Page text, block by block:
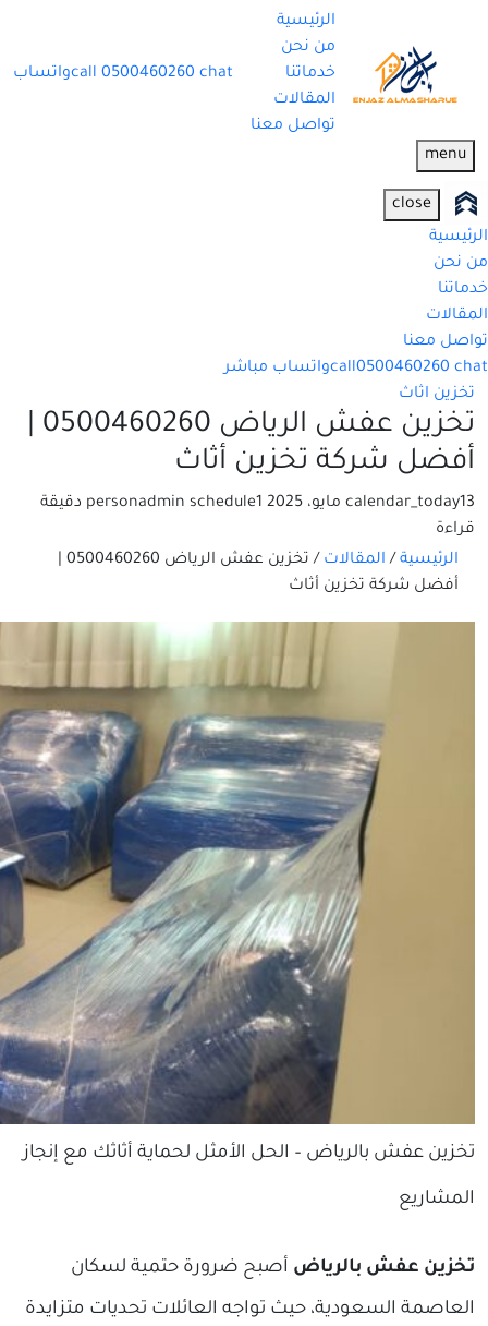
الرئيسية
من نحن
خدماتنا
المقالات
تواصل معنا
call 0500460260 chat واتساب
menu
close
الرئيسية
من نحن
خدماتنا
المقالات
تواصل معنا
call0500460260 chat
واتساب مباشر
تخزين اثاث
أفضل شركة تخزين أثاث
calendar_today13 مايو، 2025 personadmin schedule
1 دقيقة
قراءة
الرئيسية / المقالات /
أفضل شركة تخزين أثاث
تخزين عفش بالرياض – الحل الأمثل لحماية أثاثك مع إنجاز
المشاريع
تخزين عفش بالرياض أصبح ضرورة حتمية لسكان
العاصمة السعودية، حيث تواجه العائلات تحديات متزايدة